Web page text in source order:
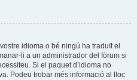
idioma o bé ningú ha traduït el
li a un administrador del fòrum si
Si el paquet d’idioma no
Podeu trobar més informació al lloc